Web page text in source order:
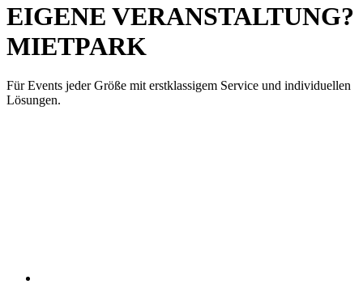
EIGENE VERANSTALTUNG?
MIETPARK
Für Events jeder Größe mit erstklassigem Service und individuellen
Lösungen.